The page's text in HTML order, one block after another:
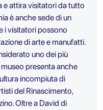
e attira visitatori da tutto
è anche sede di un
i visitatori possono
di arte e manufatti.
uno dei più
presenta anche
incompiuta di
del Rinascimento,
Oltre a David di